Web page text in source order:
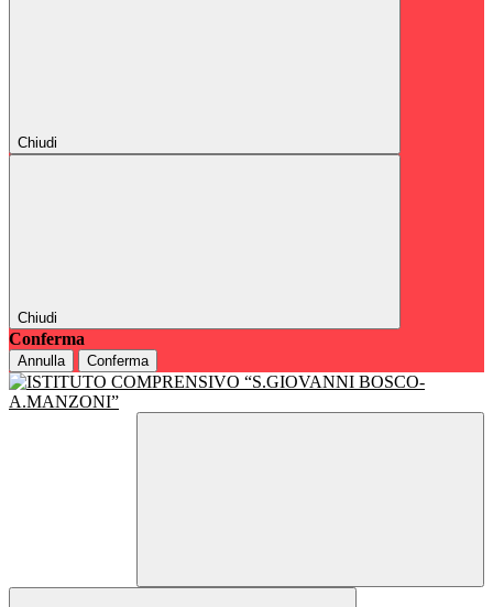
Chiudi
Chiudi
Conferma
Annulla Conferma